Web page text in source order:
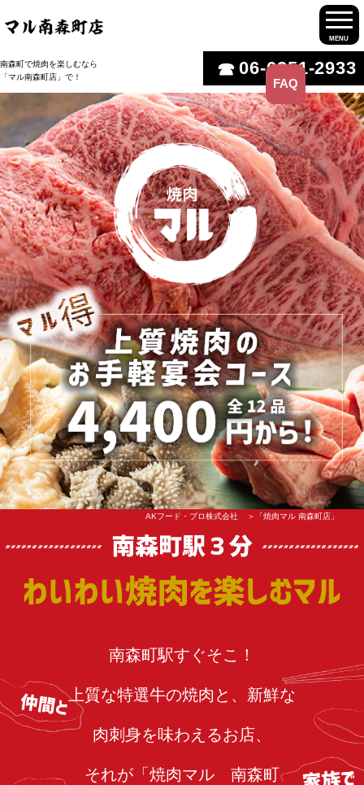
MENU
南森町で焼肉を楽しむなら
「マル南森町店」で！
06-6351-2933
AKフード・プロ株式会社 「焼肉マル 南森町店」
南森町駅すぐそこ！
上質な特選牛の焼肉と、新鮮な
肉刺身を味わえるお店、
それが「焼肉マル 南森町
FAQ